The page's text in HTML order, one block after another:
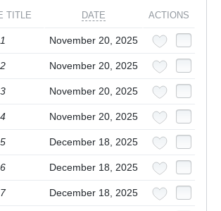
TITLE DATE ACTIONS
November 20, 2025
November 20, 2025
November 20, 2025
November 20, 2025
December 18, 2025
December 18, 2025
December 18, 2025